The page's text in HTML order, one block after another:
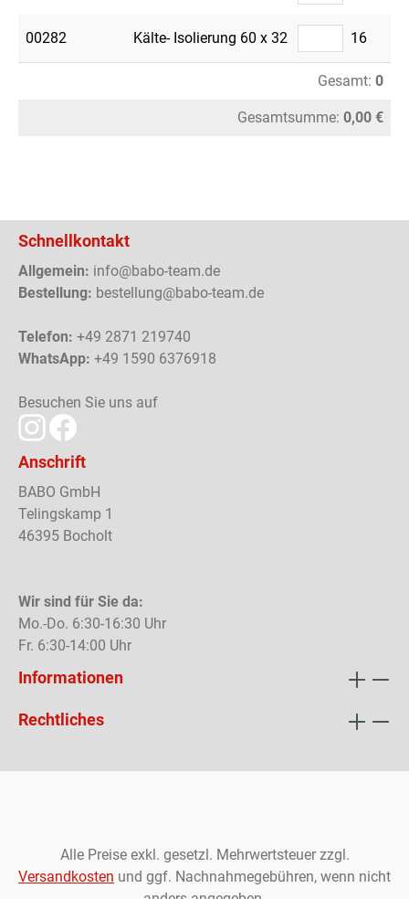
00282 Kälte- Isolierung 60 x 32 16
Gesamt: 0
Gesamtsumme: 0,00 €
Schnellkontakt
Allgemein: info@babo-team.de
Bestellung: bestellung@babo-team.de
Telefon: +49 2871 219740
WhatsApp: +49 1590 6376918
Besuchen Sie uns auf
Anschrift
BABO GmbH
Telingskamp 1
46395 Bocholt
Wir sind für Sie da:
Mo.-Do. 6:30-16:30 Uhr
Fr. 6:30-14:00 Uhr
Informationen
Rechtliches
Alle Preise exkl. gesetzl. Mehrwertsteuer zzgl.
Versandkosten und ggf. Nachnahmegebühren, wenn nicht